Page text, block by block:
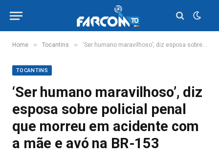
Home » Tocantins » ‘Ser humano maravilhoso’, diz esposa sobre policial penal que morreu em acidente com a mãe e avó na BR-153
TOCANTINS
‘Ser humano maravilhoso’, diz
esposa sobre policial penal
que morreu em acidente com
a mãe e avó na BR-153